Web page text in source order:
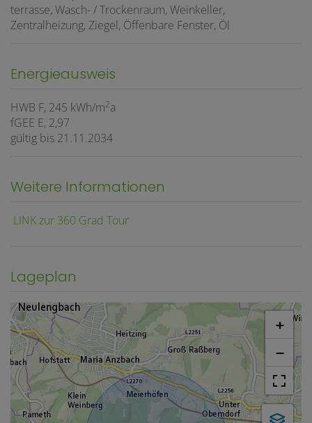
terrasse Wasch- / Trockenraum Weinkeller
Zentralheizung Ziegel Öffenbare Fenster Öl
Energieausweis
HWB F, 245 kWh/m2a
fGEE E, 2,97
gültig bis 21.11.2034
Weitere Informationen
LINK zur 360 Grad Tour
Lageplan
+
−